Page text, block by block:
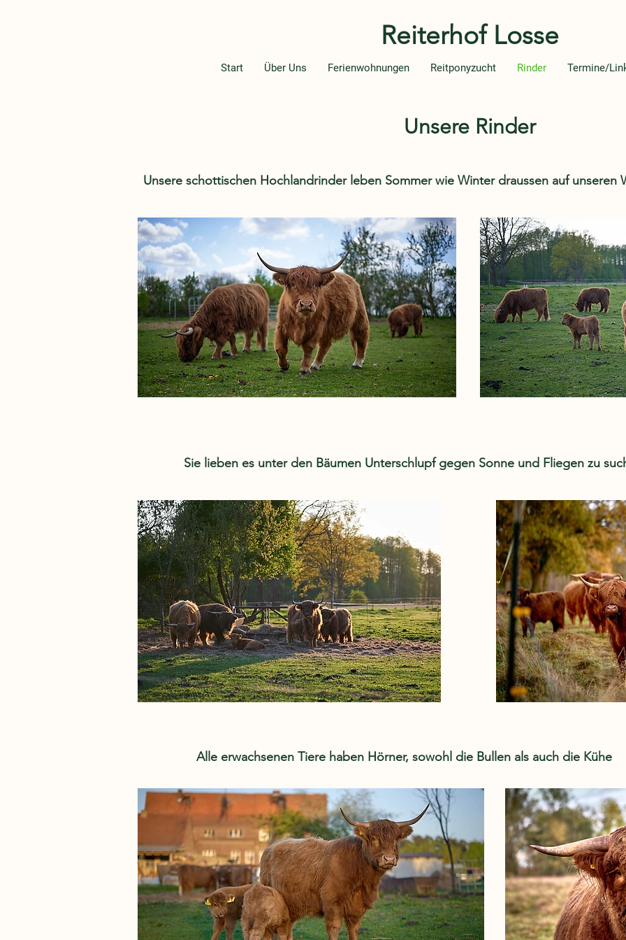
Reiterhof Losse
Start Über Uns Ferienwohnungen Reitponyzucht Rinder Termine/
Unsere Rinder
Unsere schottischen Hochlandrinder leben Sommer wie Winter draussen auf unseren
Sie lieben es unter den Bäumen Unterschlupf gegen Sonne und Fliegen zu
Alle erwachsenen Tiere haben Hörner, sowohl die Bullen als auch die Kühe